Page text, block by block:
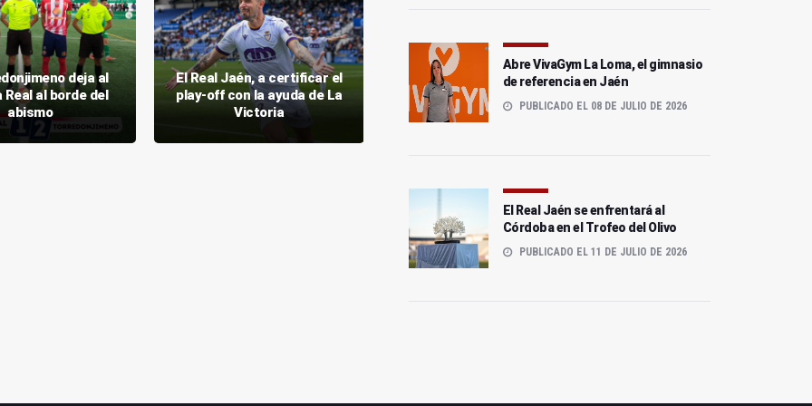
deja al
Real al borde del
abismo
El Real Jaén, a certificar el
play-off con la ayuda de La
Victoria
El Torredonjimeno sigue
soñando con el play-off
necesitado
Abre VivaGym La Loma, el gimnasio
de referencia en Jaén
PUBLICADO EL 08 DE JULIO DE 2026
El Real Jaén se enfrentará al
Córdoba en el Trofeo del Olivo
PUBLICADO EL 11 DE JULIO DE 2026